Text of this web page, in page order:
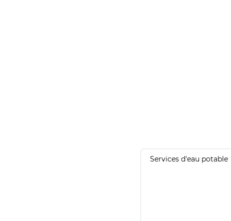
Services d'eau potable